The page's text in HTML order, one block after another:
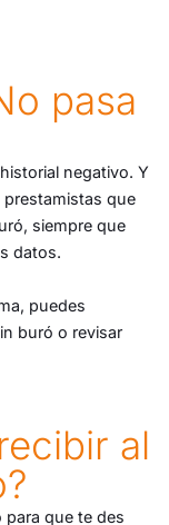
pasa
negativo. Y
que
siempre que
datos.
puedes
buró o revisar
al
para que te des